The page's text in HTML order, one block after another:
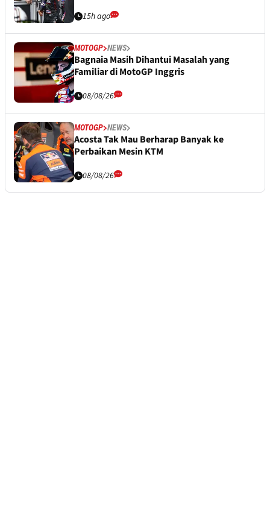
15h ago
MOTOGP NEWS
Bagnaia Masih Dihantui Masalah yang
Familiar di MotoGP Inggris
08/08/26
MOTOGP NEWS
Acosta Tak Mau Berharap Banyak ke
Perbaikan Mesin KTM
08/08/26